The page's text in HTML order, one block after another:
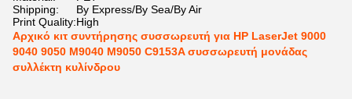
Shipping:
By Express/By Sea/By Air
Print Quality:High
Αρχικό κιτ συντήρησης συσσωρευτή για HP LaserJet 9000
9040 9050 M9040 M9050 C9153A συσσωρευτή μονάδας
συλλέκτη κυλίνδρου